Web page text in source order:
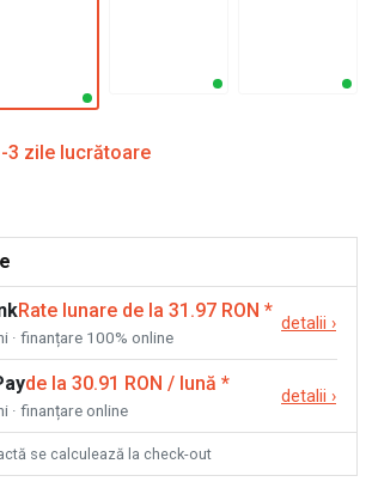
3 zile lucrătoare
Rate lunare de la 31.97 RON *
· finanțare 100% online
detalii ›
de la 30.91 RON / lună *
· finanțare online
detalii ›
se calculează la check-out